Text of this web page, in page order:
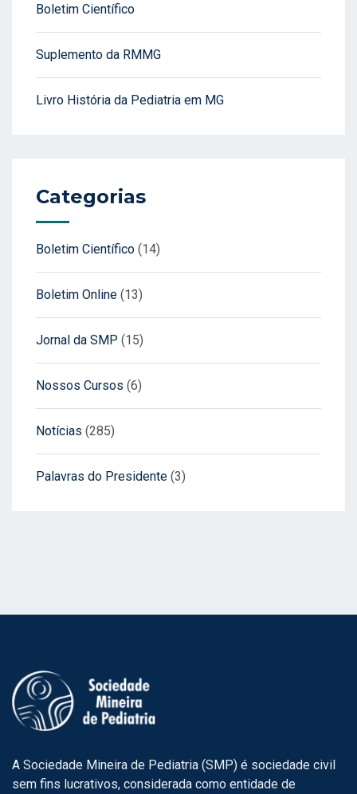
Boletim Científico
Suplemento da RMMG
Livro História da Pediatria em MG
Categorias
Boletim Científico (14)
Boletim Online (13)
Jornal da SMP (15)
Nossos Cursos (6)
Notícias (285)
Palavras do Presidente (3)
A Sociedade Mineira de Pediatria (SMP) é sociedade civil
sem fins lucrativos, considerada como entidade de